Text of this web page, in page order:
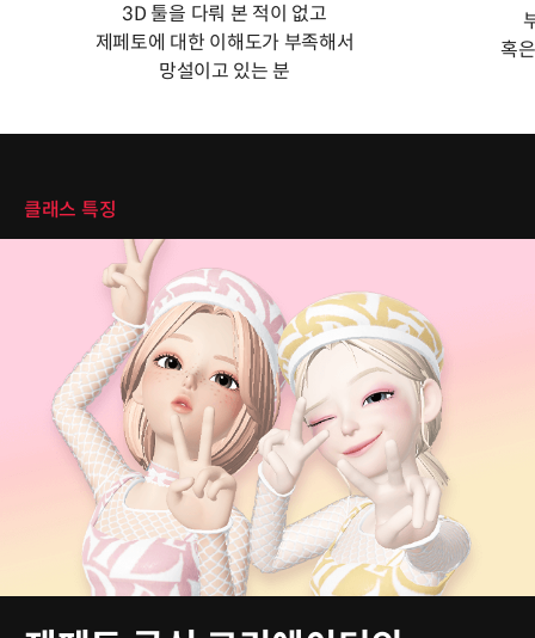
3D 툴을 다뤄 본 적이 없고
제페토에 대한 이해도가 부족해서
망설이고 있는 분
혹
클래스 특징